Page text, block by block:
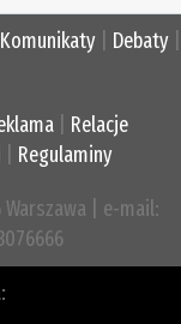
Komunikaty Debaty
Relacje
Regulaminy
Warszawa | e-mail: